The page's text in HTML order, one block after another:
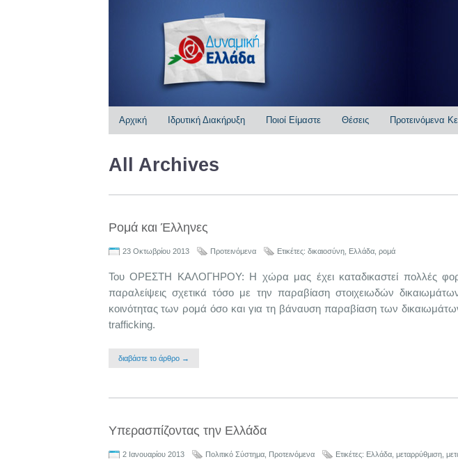
Αρχική Ιδρυτική Διακήρυξη Ποιοί Είμαστε Θέσεις Προτεινόμενα
All Archives
Ρομά και Έλληνες
23 Οκτωβρίου 2013 Προτεινόμενα Ετικέτες: δικαιοσύνη, Ελλάδα, ρομά
Του ΟΡΕΣΤΗ ΚΑΛΟΓΗΡΟΥ: Η χώρα μας έχει καταδικαστεί πολλές
παραλείψεις σχετικά τόσο με την παραβίαση στοιχειωδών
κοινότητας των ρομά όσο και για τη βάναυση παραβίαση των
trafficking.
διαβάστε το άρθρο →
Υπερασπίζοντας την Ελλάδα
2 Ιανουαρίου 2013 Πολιτικό Σύστημα, Προτεινόμενα Ετικέτες: Ελλάδα, μεταρρύθμιση,